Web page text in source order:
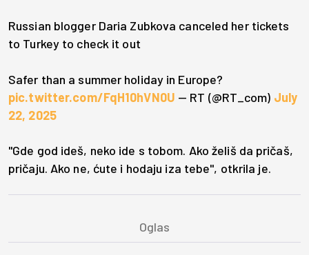
Russian blogger Daria Zubkova canceled her tickets
to Turkey to check it out
Safer than a summer holiday in Europe?
pic.twitter.com/FqH10hVN0U — RT (@RT_com) July
22, 2025
"Gde god ideš, neko ide s tobom. Ako želiš da pričaš,
pričaju. Ako ne, ćute i hodaju iza tebe", otkrila je.